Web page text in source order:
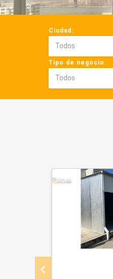
Ciudad:
Todos
Tipo de negocio:
Todos